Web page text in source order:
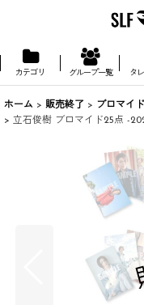
カテゴリ グループ一覧 タ
ホーム > 販売終了 > ブロマイド
> 立石俊樹 ブロマイド25点 -